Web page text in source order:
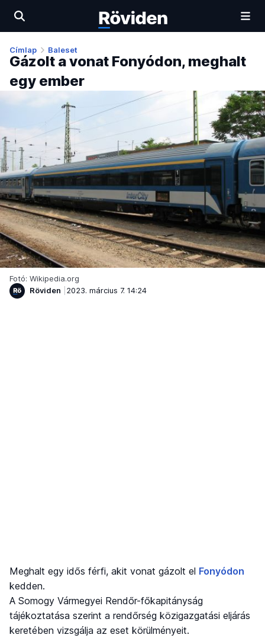
Címlap Baleset
Gázolt a vonat Fonyódon, meghalt
egy ember
Fotó: Wikipedia.org
Röviden
2023. március 7. 14:24
Meghalt egy idős férfi, akit vonat gázolt el Fonyódon
kedden.
A Somogy Vármegyei Rendőr-főkapitányság
tájékoztatása szerint a rendőrség közigazgatási eljárás
keretében vizsgálja az eset körülményeit.